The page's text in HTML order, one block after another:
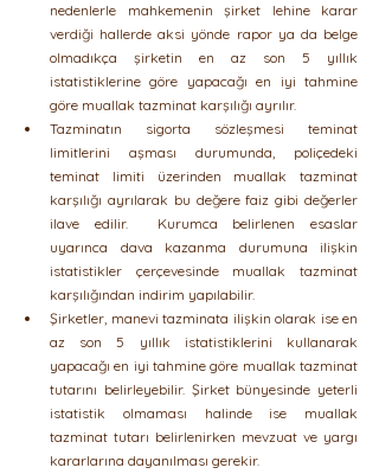
nedenlerle mahkemenin şirket lehine karar
verdiği hallerde aksi yönde rapor ya da belge
olmadıkça şirketin en az son 5 yıllık
istatistiklerine göre yapacağı en iyi tahmine
göre muallak tazminat karşılığı ayrılır.
Tazminatın sigorta sözleşmesi teminat
limitlerini aşması durumunda, poliçedeki
teminat limiti üzerinden muallak tazminat
karşılığı ayrılarak bu değere faiz gibi değerler
ilave edilir.  Kurumca belirlenen esaslar
uyarınca dava kazanma durumuna ilişkin
istatistikler çerçevesinde muallak tazminat
karşılığından indirim yapılabilir.
Şirketler, manevi tazminata ilişkin olarak ise en
az son 5 yıllık istatistiklerini kullanarak
yapacağı en iyi tahmine göre muallak tazminat
tutarını belirleyebilir. Şirket bünyesinde yeterli
istatistik olmaması halinde ise muallak
tazminat tutarı belirlenirken mevzuat ve yargı
kararlarına dayanılması gerekir.